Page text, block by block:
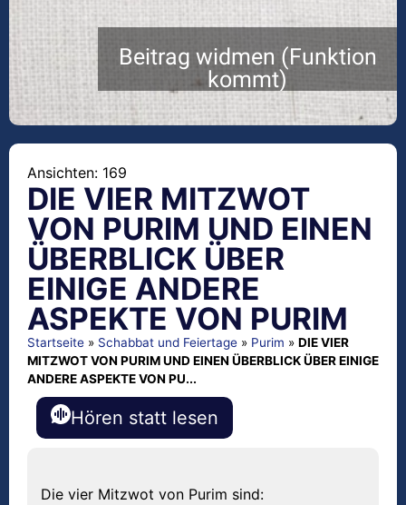
Beitrag widmen (Funktion
kommt)
Ansichten: 169
DIE VIER MITZWOT
VON PURIM UND EINEN
ÜBERBLICK ÜBER
EINIGE ANDERE
ASPEKTE VON PURIM
Startseite » Schabbat und Feiertage » Purim » DIE VIER
MITZWOT VON PURIM UND EINEN ÜBERBLICK ÜBER EINIGE
ANDERE ASPEKTE VON PU...
Hören statt lesen
Die vier Mitzwot von Purim sind: